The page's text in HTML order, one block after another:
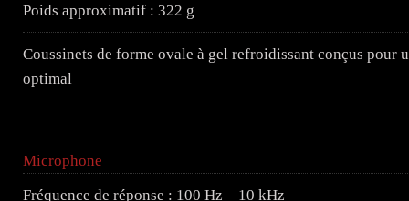
Poids approximatif : 322 g
Coussinets de forme ovale à gel refroidissant conçus
optimal
Microphone
Fréquence de réponse : 100 Hz – 10 kHz